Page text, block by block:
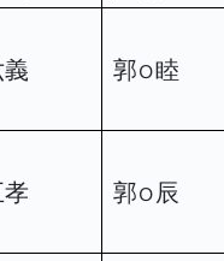
義 郭Ｏ睦
孝 郭Ｏ辰